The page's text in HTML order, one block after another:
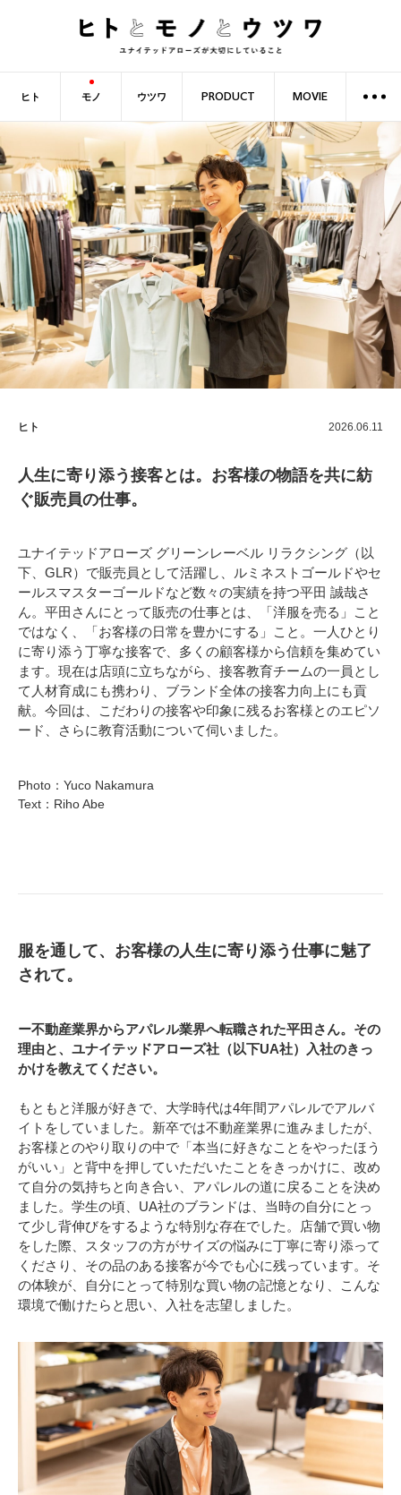
ヒト モノ ウツワ PRODUCT MOVIE
ヒト 2026.06.11
人生に寄り添う接客とは。お客様の物語を共に紡
ぐ販売員の仕事。
ユナイテッドアローズ グリーンレーベル リラクシング（以
下、GLR）で販売員として活躍し、ルミネストゴールドやセ
ールスマスターゴールドなど数々の実績を持つ平田 誠哉さ
ん。平田さんにとって販売の仕事とは、「洋服を売る」こと
ではなく、「お客様の日常を豊かにする」こと。一人ひとり
に寄り添う丁寧な接客で、多くの顧客様から信頼を集めてい
ます。現在は店頭に立ちながら、接客教育チームの一員とし
て人材育成にも携わり、ブランド全体の接客力向上にも貢
献。今回は、こだわりの接客や印象に残るお客様とのエピソ
ード、さらに教育活動について伺いました。
Photo：Yuco Nakamura
Text：Riho Abe
服を通して、お客様の人生に寄り添う仕事に魅了
されて。
ー不動産業界からアパレル業界へ転職された平田さん。その
理由と、ユナイテッドアローズ社（以下UA社）入社のきっ
かけを教えてください。
もともと洋服が好きで、大学時代は4年間アパレルでアルバ
イトをしていました。新卒では不動産業界に進みましたが、
お客様とのやり取りの中で「本当に好きなことをやったほう
がいい」と背中を押していただいたことをきっかけに、改め
て自分の気持ちと向き合い、アパレルの道に戻ることを決め
ました。学生の頃、UA社のブランドは、当時の自分にとっ
て少し背伸びをするような特別な存在でした。店舗で買い物
をした際、スタッフの方がサイズの悩みに丁寧に寄り添って
くださり、その品のある接客が今でも心に残っています。そ
の体験が、自分にとって特別な買い物の記憶となり、こんな
環境で働けたらと思い、入社を志望しました。